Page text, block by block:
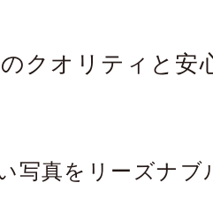
クオリティと安
写真をリーズナ